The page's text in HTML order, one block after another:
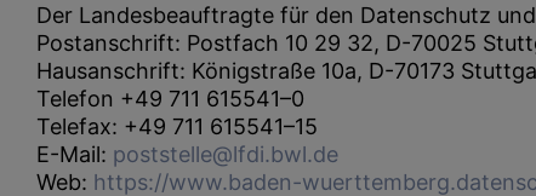
Der Landesbeauftragte für den Datenschutz
Postanschrift: Postfach 10 29 32, D-70025
Hausanschrift: Königstraße 10a, D-70173
Telefon +49 711 615541–0
Telefax: +49 711 615541–15
E-Mail: poststelle@lfdi.bwl.de
Web: https://www.baden-